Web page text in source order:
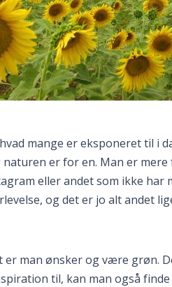
mange er eksponeret til i
er for en. Man er
eller andet som ikke
og det er jo alt andet
er man ønsker og være grøn.
til, kan man også